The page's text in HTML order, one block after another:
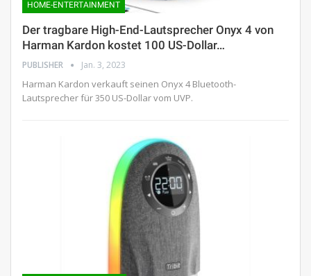
HOME-ENTERTAINMENT
Der tragbare High-End-Lautsprecher Onyx 4 von
Harman Kardon kostet 100 US-Dollar…
PUBLISHER Jan. 3, 2023
Harman Kardon verkauft seinen Onyx 4 Bluetooth-
Lautsprecher für 350 US-Dollar vom UVP.